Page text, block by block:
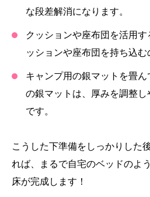
な段差解消になります。
クッションや座布団を活用す
ッションや座布団を持ち込む
キャンプ用の銀マットを畳ん
の銀マットは、厚みを調整し
です。
こうした下準備をしっかりした
れば、まるで自宅のベッドのよ
床が完成します！